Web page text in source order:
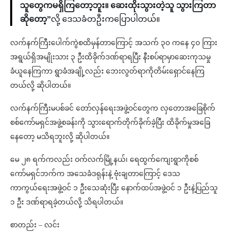
သူတွေကမရှိကြတော့ဘူး။ ဆေးထိုးသွားတဲ့သူ သွားကြတာ
ဆိုတော့”လို့ ဒေသခံတဦးကပြောပါတယ်။
လက်နက်ကြီးပေါက်ကွဲစထိမှန်တာကြောင့် အသက် ၃၀ ကနေ ၄၀ ကြား
အရွယ်ရှိအမျိုးသား ၃ ဦးထိခိုက်ဒဏ်ရာရပြီး နီးစပ်ရာမှာဆေးကုသမှု
ခံယူနေကြကာ ရွာခံအချို့လည်း ဘေးလွတ်ရာကိုတိမ်းရှောင်နေကြ
တယ်လို့ ဆိုပါတယ်။
လက်နက်ကြီးမပစ်ခင် တော်လှန်ရေးအဖွဲ့ဝင်တွေက လှတောအခြေစိုက်
စစ်ကော်မရှင်အဖွဲ့စခန်းကို သွားရောက်တိုက်ခိုက်ခဲ့ပြီး ထိခိုက်မှုအခြေ
နေတော့ မသိရဘူးလို့ ဆိုပါတယ်။
မေ ၂၈ ရက်ကလည်း ဝက်လက်မြို့နယ်၊ ရေထွက်ကျေးရွာကိုစစ်
ကော်မရှင်ဘက်က အသေခံဒရုန်းနဲ့ ဗုံးချတာကြောင့် ဒေသ
ကာကွယ်ရေးအဖွဲ့ဝင် ၁ ဦးသေဆုံးပြီး နောက်ထပ်အဖွဲ့ဝင် ၁ ဦးနဲ့ပြည်သူ
၁ ဦး ဒဏ်ရာရခဲ့တယ်လို့ သိရပါတယ်။
စာတည်း – လင်း